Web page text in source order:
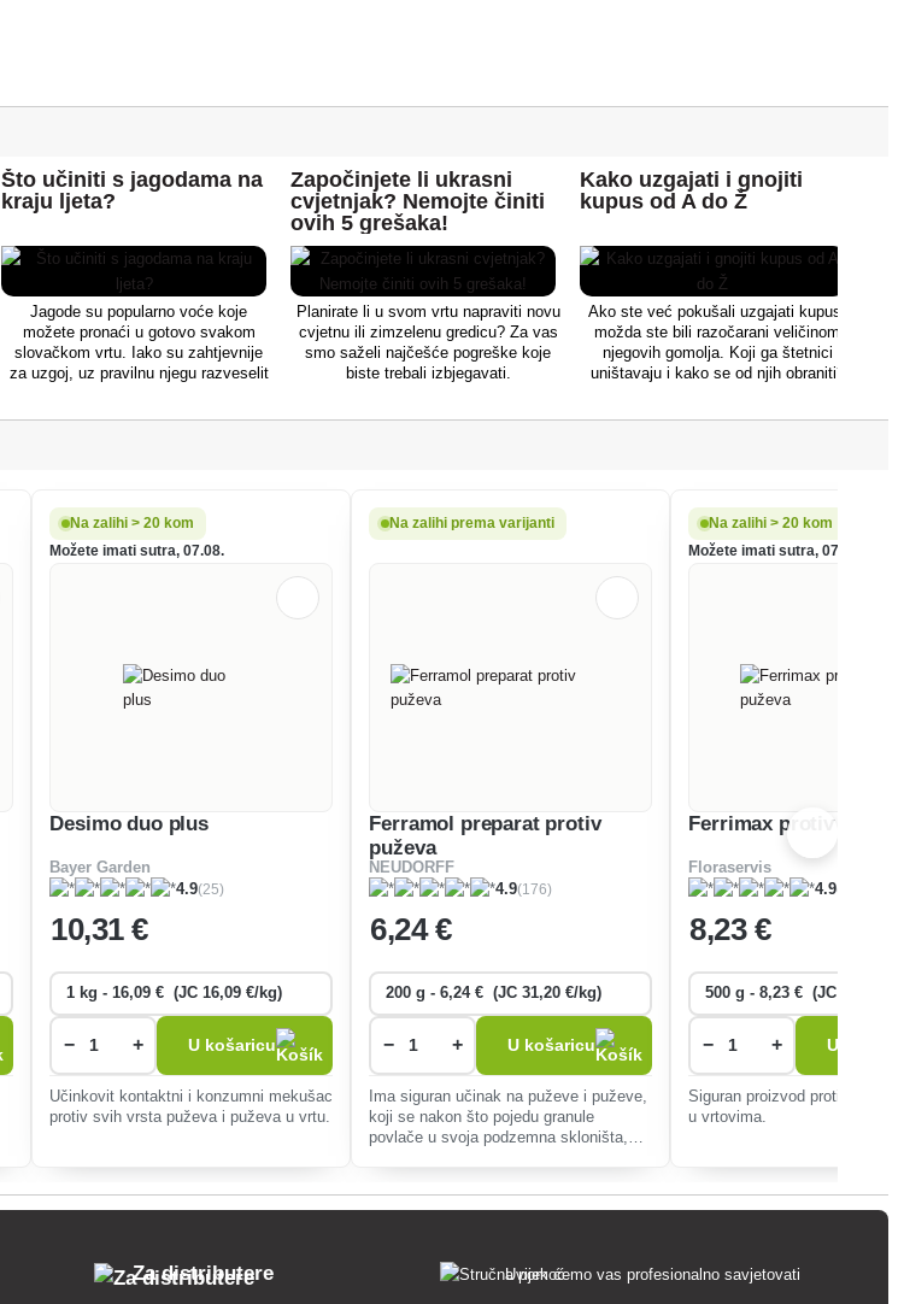
Što učiniti s jagodama na
kraju ljeta?
Jagode su popularno voće koje
možete pronaći u gotovo svakom
slovačkom vrtu. Iako su zahtjevnije
za uzgoj, uz pravilnu njegu razveselit
Započinjete li ukrasni
cvjetnjak? Nemojte činiti
ovih 5 grešaka!
Planirate li u svom vrtu napraviti novu
cvjetnu ili zimzelenu gredicu? Za vas
smo saželi najčešće pogreške koje
biste trebali izbjegavati.
Kako uzgajati i gnojiti
kupus od A do Ž
Ako ste već pokušali uzgajati kupus,
možda ste bili razočarani veličinom
njegovih gomolja. Koji ga štetnici
uništavaju i kako se od njih obraniti?
Na zalihi > 20 kom
Možete imati sutra, 07.08.
Desimo duo plus
Bayer Garden
4.9(25)
10,31 €
− + U košaricu
Učinkovit kontaktni i konzumni mekušac
protiv svih vrsta puževa i puževa u vrtu.
Na zalihi prema varijanti
Ferramol preparat protiv
puževa
NEUDORFF
4.9(176)
6,24 €
− + U košaricu
Ima siguran učinak na puževe i puževe,
koji se nakon što pojedu granule
povlače u svoja podzemna skloništa,
Na zalihi > 20 kom
Možete imati sutra, 07.08.
Ferrimax protiv
Floraservis
4.9
8,23 €
− + U
Siguran proizvod protiv
u vrtovima.
Za distributere Uvijek ćemo vas profesionalno savjetovati